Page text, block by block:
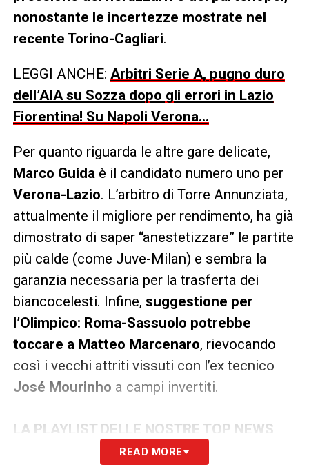
nonostante le incertezze mostrate nel
recente Torino-Cagliari.
LEGGI ANCHE: Arbitri Serie A, pugno duro
dell’AIA su Sozza dopo gli errori in Lazio
Fiorentina! Su Napoli Verona…
Per quanto riguarda le altre gare delicate,
Marco Guida è il candidato numero uno per
Verona-Lazio. L’arbitro di Torre Annunziata,
attualmente il migliore per rendimento, ha già
dimostrato di saper “anestetizzare” le partite
più calde (come Juve-Milan) e sembra la
garanzia necessaria per la trasferta dei
biancocelesti. Infine, suggestione per
l’Olimpico: Roma-Sassuolo potrebbe
toccare a Matteo Marcenaro, rievocando
così i vecchi attriti vissuti con l’ex tecnico
José Mourinho a campi invertiti.
LA PLAYLIST DELLE NOSTRE TOP NEWS
READ MORE